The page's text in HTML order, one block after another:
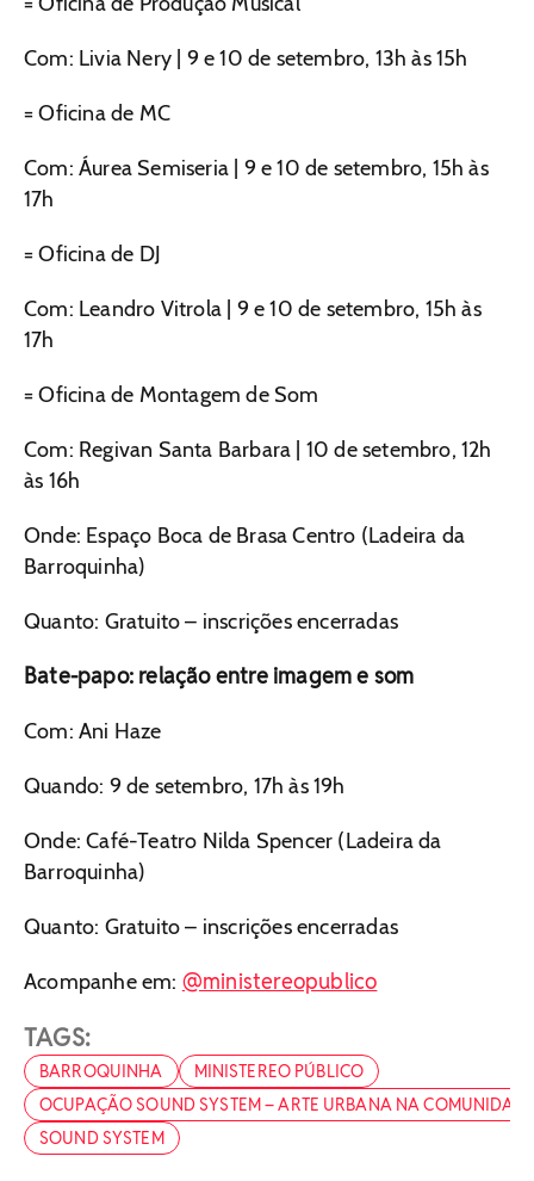
Com: Livia Nery | 9 e 10 de setembro, 13h às 15h
= Oficina de MC
Com: Áurea Semiseria | 9 e 10 de setembro, 15h às
17h
= Oficina de DJ
Com: Leandro Vitrola | 9 e 10 de setembro, 15h às
17h
= Oficina de Montagem de Som
Com: Regivan Santa Barbara | 10 de setembro, 12h
às 16h
Onde: Espaço Boca de Brasa Centro (Ladeira da
Barroquinha)
Quanto: Gratuito – inscrições encerradas
Bate-papo: relação entre imagem e som
Com: Ani Haze
Quando: 9 de setembro, 17h às 19h
Onde: Café-Teatro Nilda Spencer (Ladeira da
Barroquinha)
Quanto: Gratuito – inscrições encerradas
Acompanhe em: @ministereopublico
TAGS:
BARROQUINHA
MINISTEREO PÚBLICO
OCUPAÇÃO SOUND SYSTEM – ARTE URBANA NA
SOUND SYSTEM